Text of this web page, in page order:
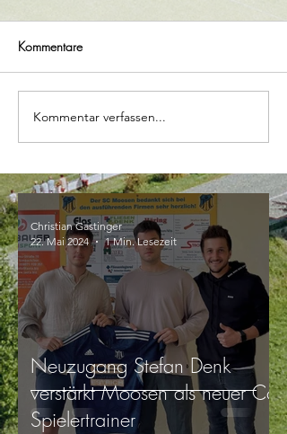
Kommentare
Kommentar verfassen...
Neuzugang Stefan Denk
verstärkt Moosen als neuer Co-
Spielertrainer
Christian Gastinger
22. Mai 2024
1 Min. Lesezeit